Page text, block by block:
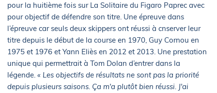
pour la huitième fois sur La Solitaire du Figaro Paprec avec
pour objectif de défendre son titre. Une épreuve dans
l’épreuve car seuls deux skippers ont réussi à cnserver leur
titre depuis le début de la course en 1970, Guy Cornou en
1975 et 1976 et Yann Eliès en 2012 et 2013. Une prestation
unique qui permettrait à Tom Dolan d’entrer dans la
légende. « Les objectifs de résultats ne sont pas la priorité
depuis plusieurs saisons. Ça m'a plutôt bien réussi. J'ai